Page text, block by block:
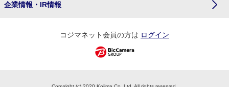
企業情報・IR情報
コジマネット会員の方は ログイン